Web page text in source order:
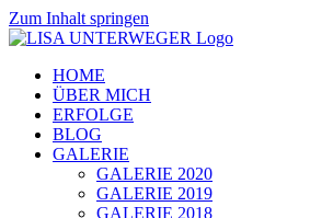
Zum Inhalt springen
HOME
ÜBER MICH
ERFOLGE
BLOG
GALERIE
GALERIE 2020
GALERIE 2019
GALERIE 2018